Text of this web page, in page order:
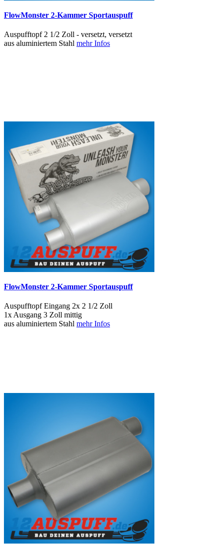
FlowMonster 2-Kammer Sportauspuff
Auspufftopf 2 1/2 Zoll - versetzt, versetzt
aus aluminiertem Stahl mehr Infos
FlowMonster 2-Kammer Sportauspuff
Auspufftopf Eingang 2x 2 1/2 Zoll
1x Ausgang 3 Zoll mittig
aus aluminiertem Stahl mehr Infos